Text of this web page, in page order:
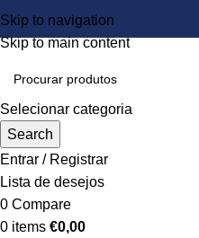
Skip to navigation
Skip to main content
Selecionar categoria
Search
Entrar / Registrar
Lista de desejos
0 Compare
0 items €0,00